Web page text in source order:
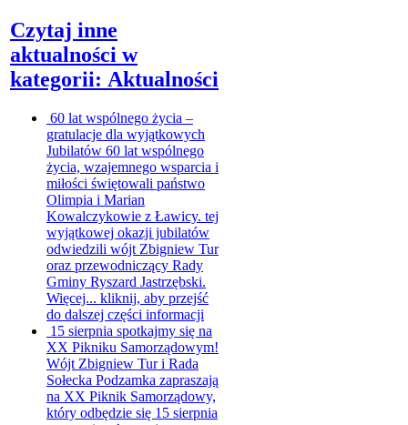
Czytaj inne
aktualności w
kategorii: Aktualności
60 lat wspólnego życia –
gratulacje dla wyjątkowych
Jubilatów 60 lat wspólnego
życia, wzajemnego wsparcia i
miłości świętowali państwo
Olimpia i Marian
Kowalczykowie z Ławicy. tej
wyjątkowej okazji jubilatów
odwiedzili wójt Zbigniew Tur
oraz przewodniczący Rady
Gminy Ryszard Jastrzębski.
Więcej... kliknij, aby przejść
do dalszej części informacji
15 sierpnia spotkajmy się na
XX Pikniku Samorządowym!
Wójt Zbigniew Tur i Rada
Sołecka Podzamka zapraszają
na XX Piknik Samorządowy,
który odbędzie się 15 sierpnia